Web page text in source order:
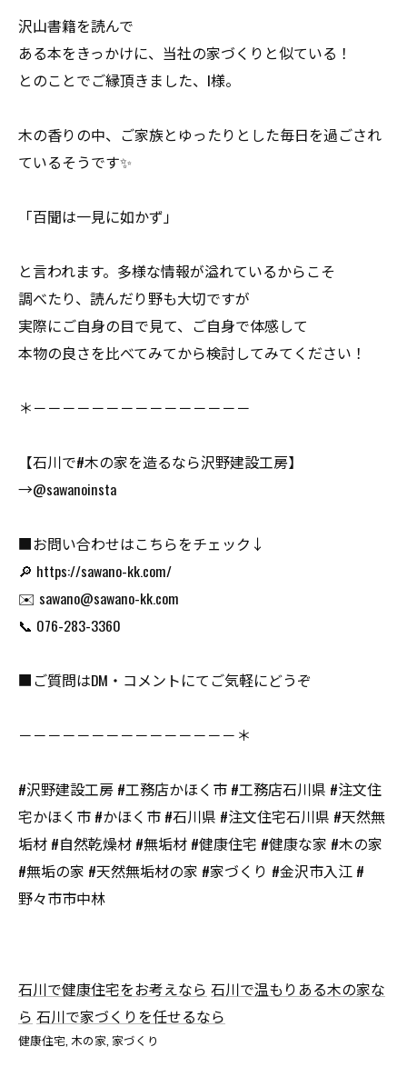
沢山書籍を読んで
ある本をきっかけに、当社の家づくりと似ている！
とのことでご縁頂きました、I様。
木の香りの中、ご家族とゆったりとした毎日を過ごされ
ているそうです✨
「百聞は一見に如かず」
と言われます。多様な情報が溢れているからこそ
調べたり、読んだり野も大切ですが
実際にご自身の目で見て、ご自身で体感して
本物の良さを比べてみてから検討してみてください！
＊－－－－－－－－－－－－－－－
【石川で#木の家を造るなら沢野建設工房】
→@sawanoinsta
■お問い合わせはこちらをチェック↓
🔎 https://sawano-kk.com/
✉️ sawano@sawano-kk.com
📞 076-283-3360
■ご質問はDM・コメントにてご気軽にどうぞ
－－－－－－－－－－－－－－－＊
#沢野建設工房 #工務店かほく市 #工務店石川県 #注文住
宅かほく市 #かほく市 #石川県 #注文住宅石川県 #天然無
垢材 #自然乾燥材 #無垢材 #健康住宅 #健康な家 #木の家
#無垢の家 #天然無垢材の家 #家づくり #金沢市入江 #
野々市市中林
石川で健康住宅をお考えなら 石川で温もりある木の家な
ら 石川で家づくりを任せるなら
健康住宅 木の家 家づくり